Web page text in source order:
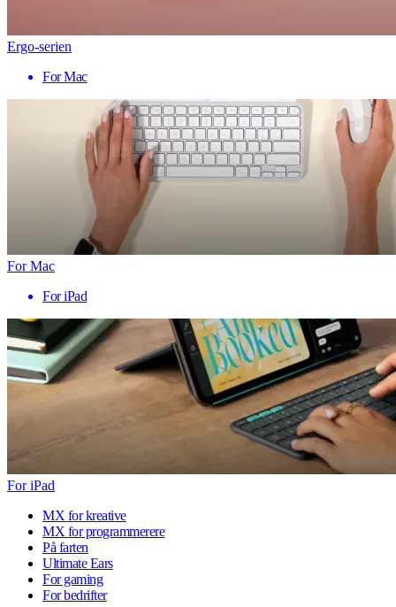
Ergo-serien
For Mac
For Mac
For iPad
For iPad
MX for kreative
MX for programmerere
På farten
Ultimate Ears
For gaming
For bedrifter